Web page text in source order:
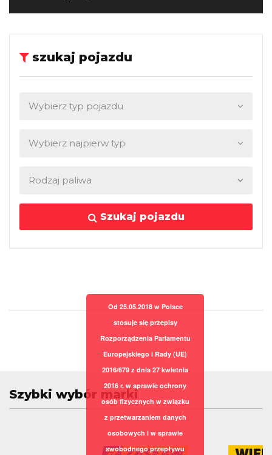
szukaj pojazdu
Szukaj pojazdu
Szybki wybór marki
Od 25.05.2018 w Polsce
stosuje się przepisy
Rozporządzenia Parlamentu
Europejskiego i Rady (UE)
2016/679 z dnia 27 kwietnia
2016 r. w sprawie ochrony
osób fizycznych w związku
z przetwarzaniem danych
osobowych i w sprawie
swobodnego przepływu